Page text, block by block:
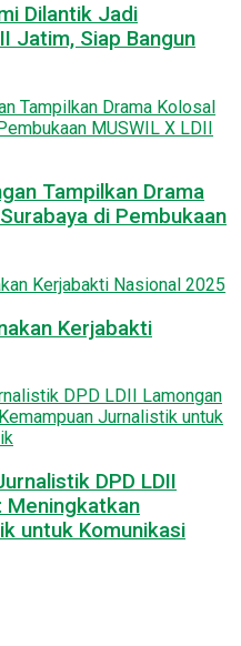
Dilantik Jadi
Jatim, Siap Bangun
Tampilkan Drama
di Pembukaan
Kerjabakti
DPD LDII
Meningkatkan
untuk Komunikasi